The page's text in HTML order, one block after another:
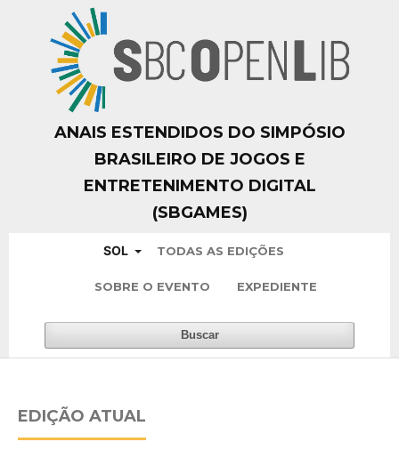
ANAIS ESTENDIDOS DO SIMPÓSIO
BRASILEIRO DE JOGOS E
ENTRETENIMENTO DIGITAL
(SBGAMES)
SOL TODAS AS EDIÇÕES
SOBRE O EVENTO EXPEDIENTE
Buscar
EDIÇÃO ATUAL